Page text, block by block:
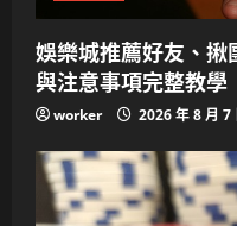
娛樂城推薦好友、揪
與注意事項完整教學
worker 2026 年 8 月 7